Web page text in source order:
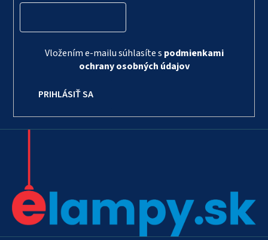
Vložením e-mailu súhlasíte s podmienkami
ochrany osobných údajov
PRIHLÁSIŤ SA